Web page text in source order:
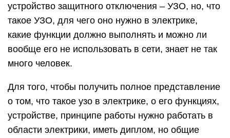
устройство защитного отключения – УЗО, но, что
такое УЗО, для чего оно нужно в электрике,
какие функции должно выполнять и можно ли
вообще его не использовать в сети, знает не так
много человек.
Для того, чтобы получить полное представление
о том, что такое узо в электрике, о его функциях,
устройстве, принципе работы нужно работать в
области электрики, иметь диплом, но общие